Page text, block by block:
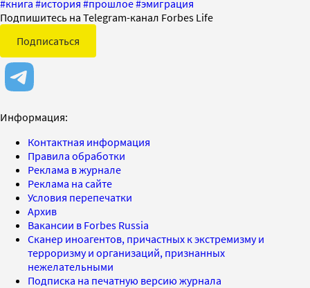
#книга #история #прошлое#эмиграция
Подпишитесь на Telegram-канал Forbes Life
Подписаться
Информация:
Контактная информация
Правила обработки
Реклама в журнале
Реклама на сайте
Условия перепечатки
Архив
Вакансии в Forbes Russia
Сканер иноагентов, причастных к экстремизму и
терроризму и организаций, признанных
нежелательными
Подписка на печатную версию журнала